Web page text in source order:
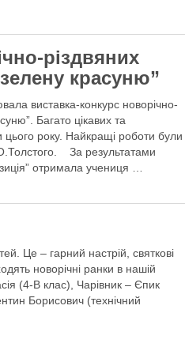
різдвяних
красуню”
виставка-конкурс новорічно-
Багато цікавих та
року. Найкращі роботи були
О.Толстого. За результатами
отримала учениця …
Це – гарний настрій, святкові
новорічні ранки в нашій
(4-В клас), Чарівник – Єпик
Борисович (технічний